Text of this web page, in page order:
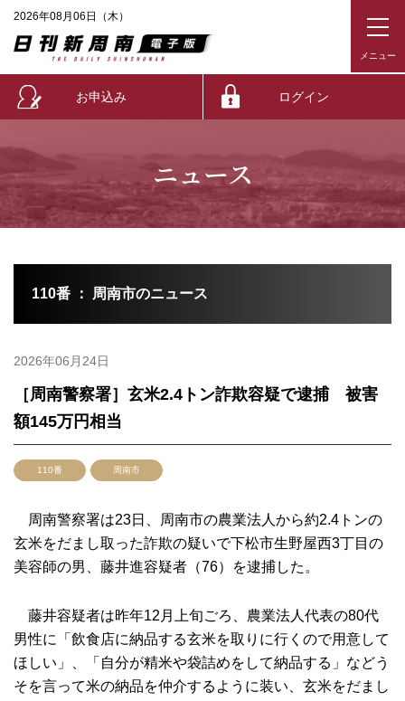
2026年08月06日（木）
お申込み ログイン
ニュース
110番 ： 周南市のニュース
2026年06月24日
［周南警察署］玄米2.4トン詐欺容疑で逮捕 被害
額145万円相当
110番 周南市
周南警察署は23日、周南市の農業法人から約2.4トンの
玄米をだまし取った詐欺の疑いで下松市生野屋西3丁目の
美容師の男、藤井進容疑者（76）を逮捕した。
藤井容疑者は昨年12月上旬ごろ、農業法人代表の80代
男性に「飲食店に納品する玄米を取りに行くので用意して
ほしい」、「自分が精米や袋詰めをして納品する」などう
そを言って米の納品を仲介するように装い、玄米をだまし